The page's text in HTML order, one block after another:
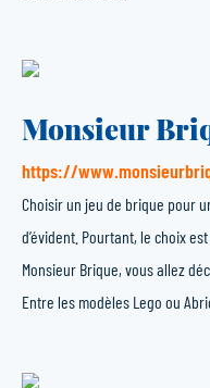
Monsieur
https://
Choisir un jeu de brique pour
d’évident. Pourtant, le choix
Monsieur Brique, vous allez
Entre les modèles Lego ou